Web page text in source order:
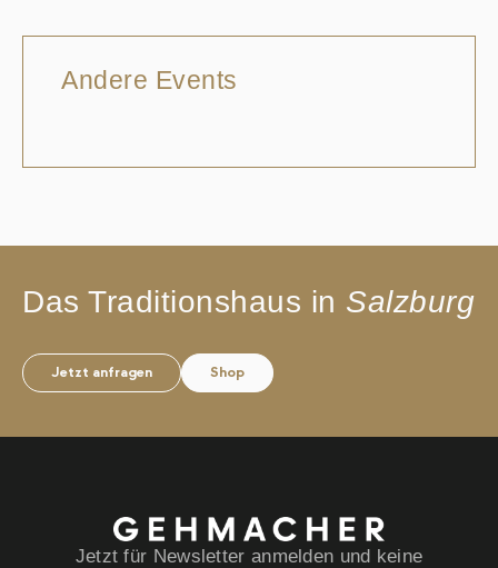
Andere Events
Das Traditionshaus in Salzburg
Jetzt anfragen Shop
Jetzt für Newsletter anmelden und keine